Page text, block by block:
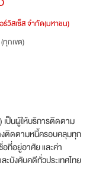
ร์วิสเซ็ส จำกัด(มหาชน)
ทุกเขต)
เป็นผู้ให้บริการติดตาม
งติดตามหนี้ครอบคลุมทุก
อที่อยู่อาศัย และค่า
บังคับคดีทั่วประเทศไทย